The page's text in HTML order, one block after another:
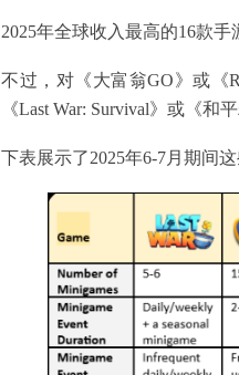
2025年全球收入最高的16款手
不过，对《大富翁GO》或《
《Last War: Survival》或《
下表展示了2025年6-7月期间